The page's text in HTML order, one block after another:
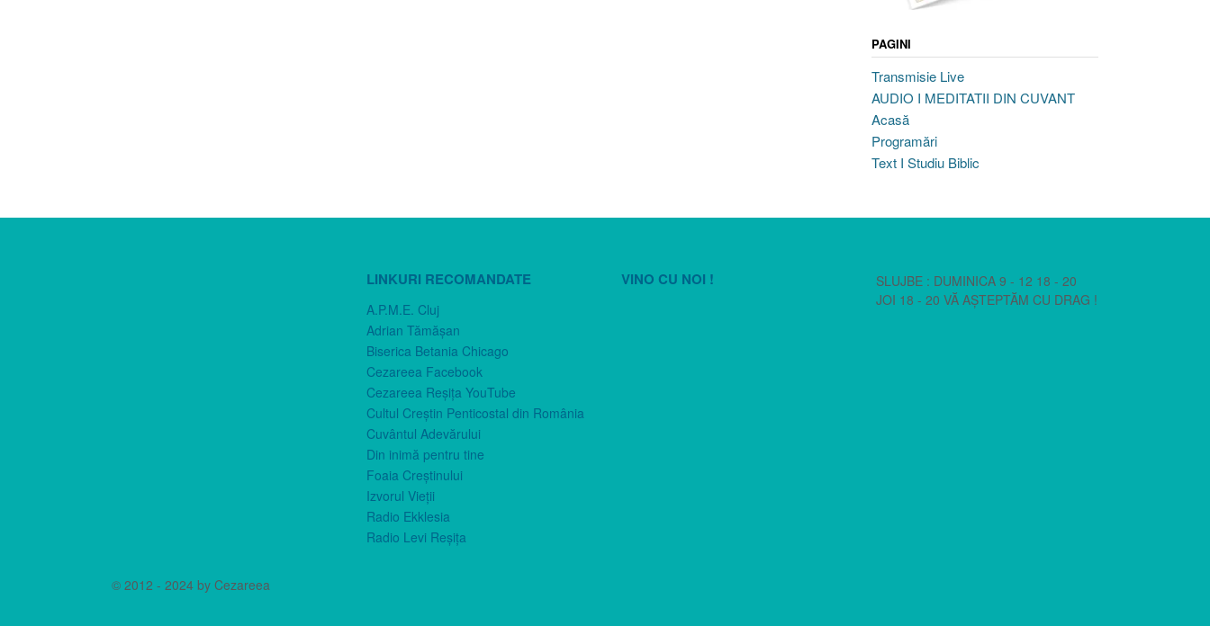
PAGINI
Transmisie Live
AUDIO I MEDITATII DIN CUVANT
Acasă
Programări
Text I Studiu Biblic
LINKURI RECOMANDATE
A.P.M.E. Cluj
Adrian Tămăşan
Biserica Betania Chicago
Cezareea Facebook
Cezareea Reşiţa YouTube
Cultul Creştin Penticostal din România
Cuvântul Adevărului
Din inimă pentru tine
Foaia Creştinului
Izvorul Vieţii
Radio Ekklesia
Radio Levi Reşiţa
VINO CU NOI !
SLUJBE : DUMINICA 9 - 12 18 - 20
JOI 18 - 20 VĂ AȘTEPTĂM CU DRAG !
© 2012 - 2024 by Cezareea